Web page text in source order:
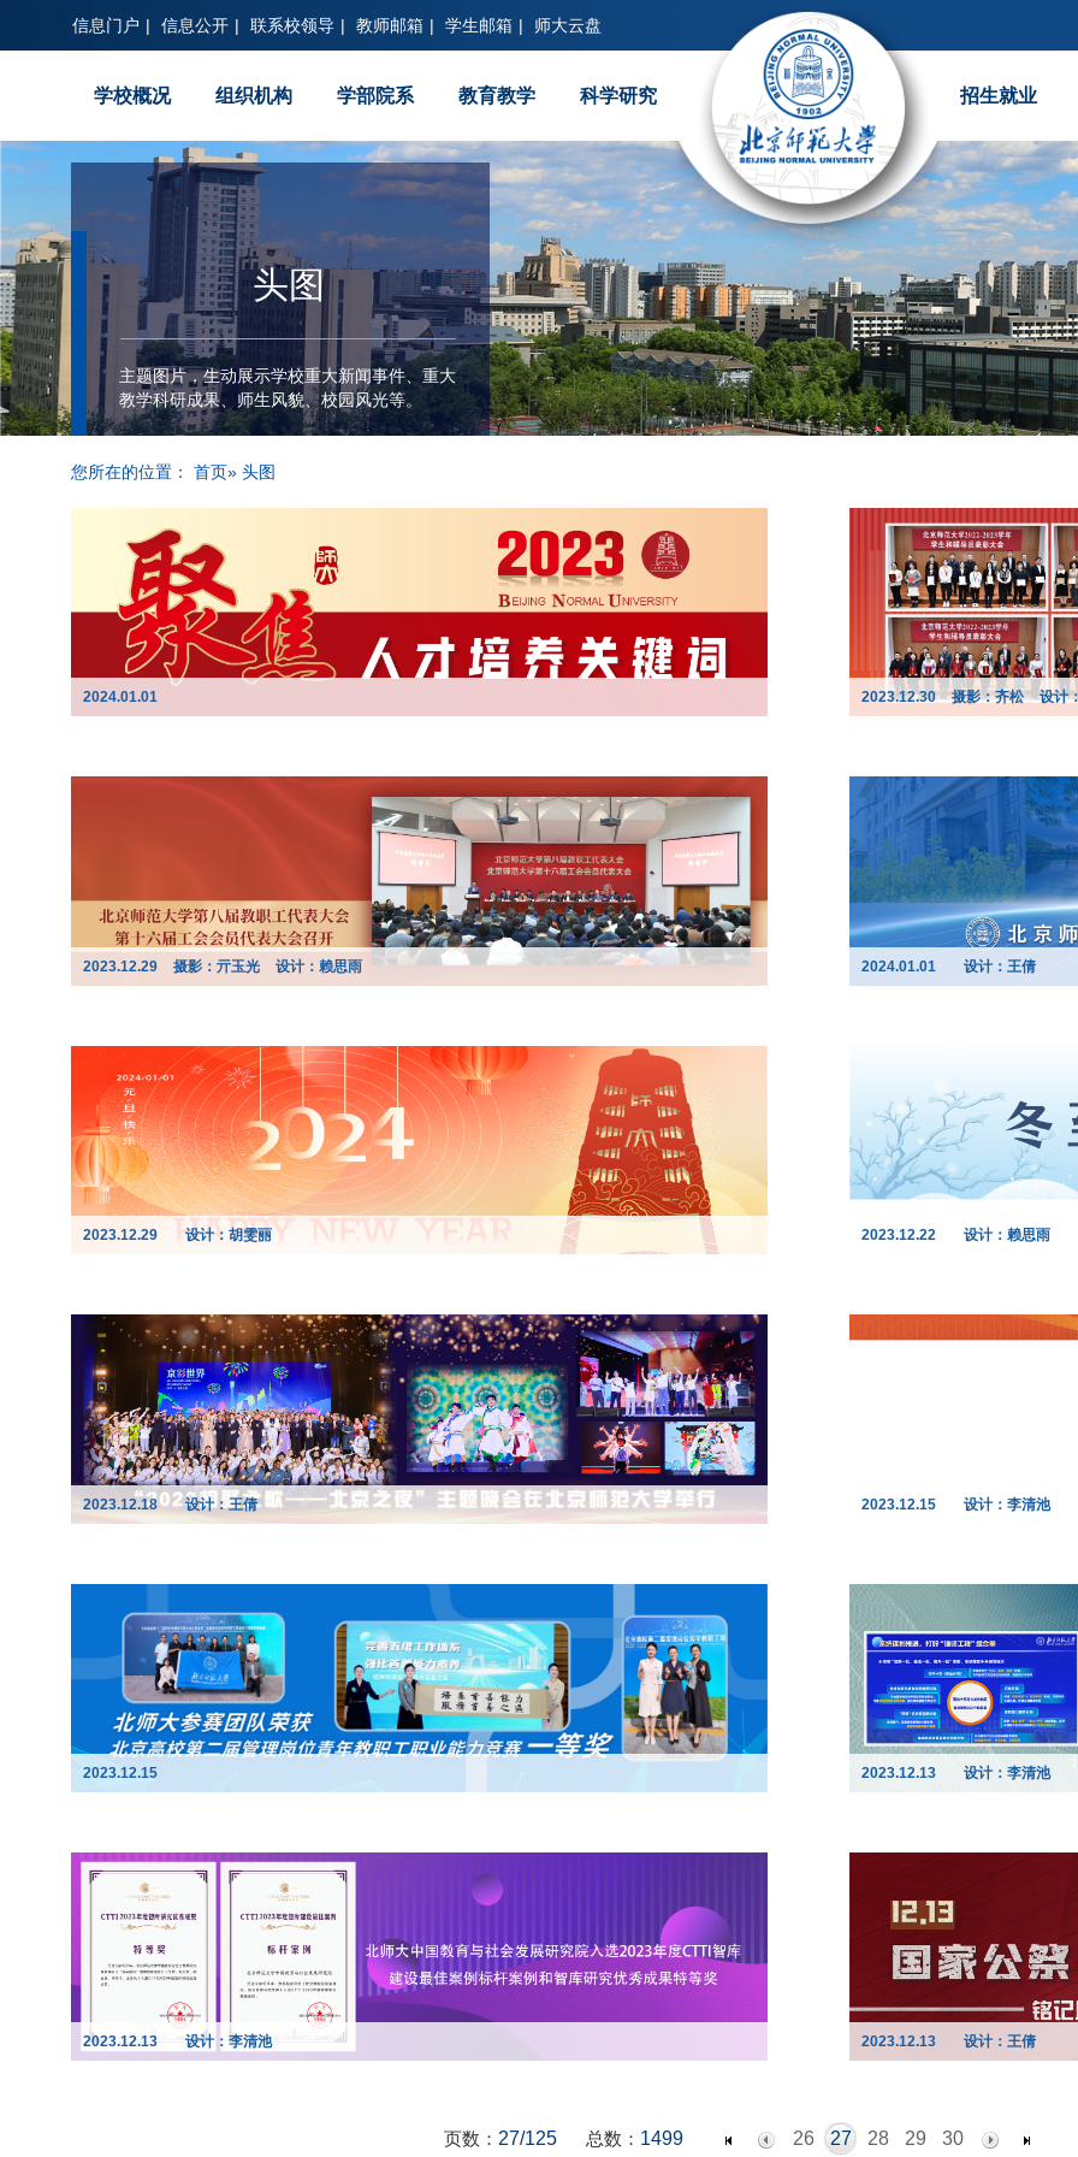
信息门户 | 信息公开 | 联系校领导 | 教师邮箱 | 学生邮箱 | 师大云盘
学校概况 组织机构 学部院系 教育教学 科学研究 招生就业
头图
主题图片，生动展示学校重大新闻事件、重大
教学科研成果、师生风貌、校园风光等。
您所在的位置： 首页» 头图
2024.01.01 2023.12.30 摄影：齐松 设计
2023.12.29 摄影：亓玉光 设计：赖思雨 2024.01.01 设计：王倩
2023.12.29 设计：胡雯丽 2023.12.22 设计：赖思雨
2023.12.18 设计：王倩 2023.12.15 设计：李清池
2023.12.15 2023.12.13 设计：李清池
2023.12.13 设计：李清池 2023.12.13 设计：王倩
页数： 27/125 总数： 1499 26 27 28 29 30